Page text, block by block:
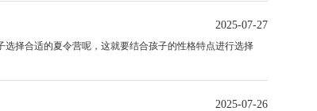
2025-07-27
择合适的夏令营呢，这就要结合孩子的性格特点进行选择
2025-07-26